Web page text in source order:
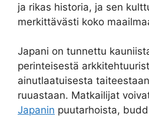
ja rikas historia, ja sen
merkittävästi koko
Japani on tunnettu
perinteisestä
ainutlaatuisesta
ruuastaan. Matkailijat
Japanin puutarhoista,